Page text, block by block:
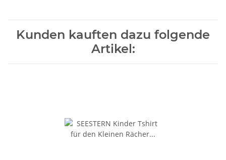
Kunden kauften dazu folgende
Artikel: